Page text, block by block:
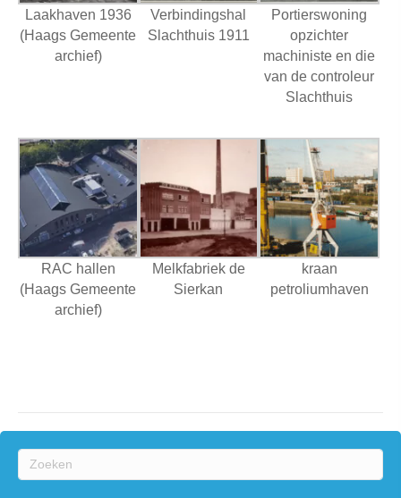
Laakhaven 1936
(Haags Gemeente
archief)
Verbindingshal
Slachthuis 1911
Portierswoning
opzichter
machiniste en die
van de controleur
Slachthuis
RAC hallen
(Haags Gemeente
archief)
Melkfabriek de
Sierkan
kraan
petroliumhaven